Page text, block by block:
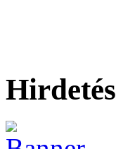
Hirdetés